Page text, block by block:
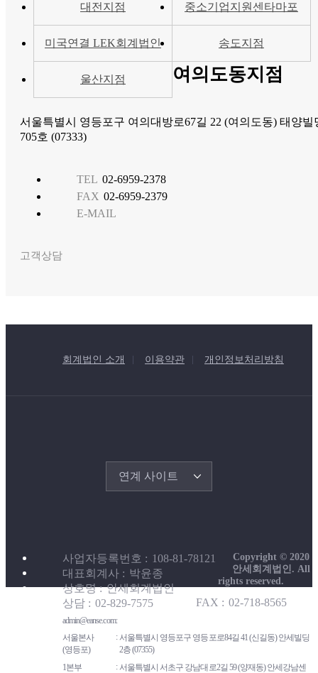
대전지점 중소기업지원센타마포
미국연결 LEK회계법인 송도지점
울산지점 여의도동지점
서울특별시 영등포구 여의대방로67길 22 (여의도동) 태양빌
705호 (07333)
TEL 02-6959-2378
FAX 02-6959-2379
E-MAIL
고객상담
회계법인 소개 이용약관 개인정보처리방침
연계 사이트
사업자등록번호
108-81-78121
대표회계사
박윤종
상호명
안세회계법인
상담
02-829-7575 FAX 02-718-8565
admin@eanse.com
서울본사
(영등포)
서울특별시 영등포구 영등포로84길 41 (신길동) 안세빌딩
2층 (07355)
1본부
서울특별시 서초구 강남대로2길 59 (양재동) 안세강남센
Copyright © 2020
안세회계법인. All
rights reserved.